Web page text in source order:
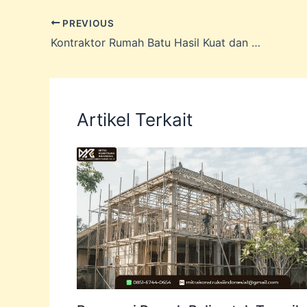
PREVIOUS
Kontraktor Rumah Batu Hasil Kuat dan Modern
Artikel Terkait